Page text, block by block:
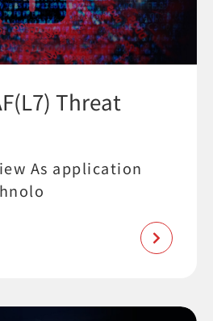
Threat
As application